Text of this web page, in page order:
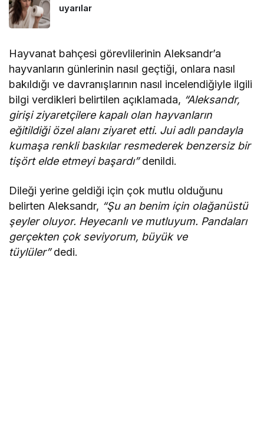
uyarılar
Hayvanat bahçesi görevlilerinin Aleksandr’a
hayvanların günlerinin nasıl geçtiği, onlara nasıl
bakıldığı ve davranışlarının nasıl incelendiğiyle ilgili
bilgi verdikleri belirtilen açıklamada, “Aleksandr,
girişi ziyaretçilere kapalı olan hayvanların
eğitildiği özel alanı ziyaret etti. Jui adlı pandayla
kumaşa renkli baskılar resmederek benzersiz bir
tişört elde etmeyi başardı”denildi.
Dileği yerine geldiği için çok mutlu olduğunu
belirten Aleksandr, “Şu an benim için olağanüstü
şeyler oluyor. Heyecanlı ve mutluyum. Pandaları
gerçekten çok seviyorum, büyük ve
tüylüler”dedi.